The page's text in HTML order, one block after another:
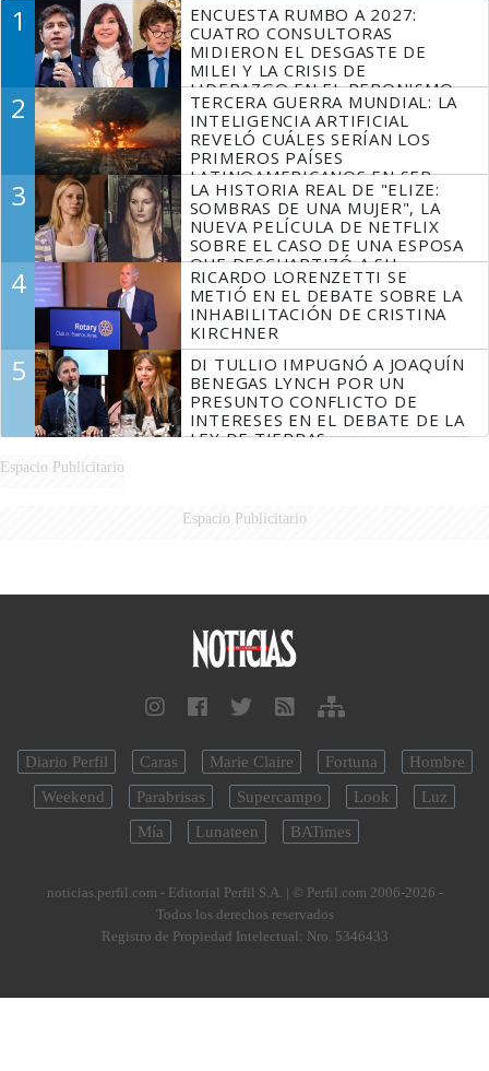
1
ENCUESTA RUMBO A 2027:
CUATRO CONSULTORAS
MIDIERON EL DESGASTE DE
MILEI Y LA CRISIS DE
LIDERAZGO EN EL PERONISMO
2
TERCERA GUERRA MUNDIAL: LA
INTELIGENCIA ARTIFICIAL
REVELÓ CUÁLES SERÍAN LOS
PRIMEROS PAÍSES
LATINOAMERICANOS EN SER
DERROTADOS
3
LA HISTORIA REAL DE "ELIZE:
SOMBRAS DE UNA MUJER", LA
NUEVA PELÍCULA DE NETFLIX
SOBRE EL CASO DE UNA ESPOSA
QUE DESCUARTIZÓ A SU
MARIDO
4
RICARDO LORENZETTI SE
METIÓ EN EL DEBATE SOBRE LA
INHABILITACIÓN DE CRISTINA
KIRCHNER
5
DI TULLIO IMPUGNÓ A JOAQUÍN
BENEGAS LYNCH POR UN
PRESUNTO CONFLICTO DE
INTERESES EN EL DEBATE DE LA
LEY DE TIERRAS
Espacio Publicitario
Espacio Publicitario
Diario Perfil Caras Marie Claire Fortuna
Hombre
Weekend
Parabrisas Supercampo Look
Luz
Mía
Lunateen BATimes
noticias.perfil.com - Editorial Perfil S.A. | © Perfil.com 2006-2026 -
Todos los derechos reservados
Registro de Propiedad Intelectual: Nro. 5346433